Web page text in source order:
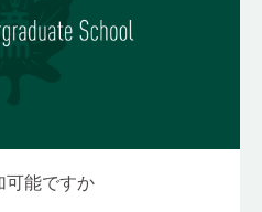
可能ですか